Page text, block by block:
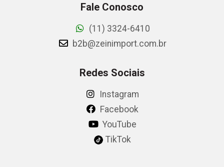
Fale Conosco
(11) 3324-6410
b2b@zeinimport.com.br
Redes Sociais
Instagram
Facebook
YouTube
TikTok